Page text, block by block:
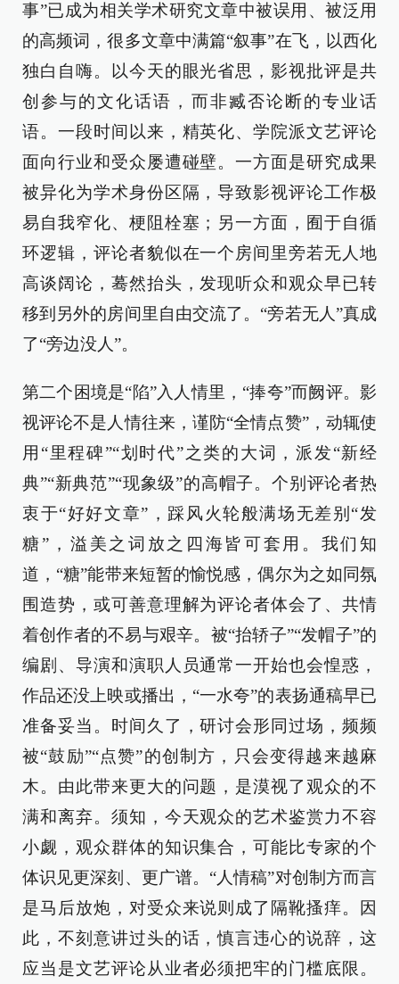
事”已成为相关学术研究文章中被误用、被泛用
的高频词，很多文章中满篇“叙事”在飞，以西化
独白自嗨。以今天的眼光省思，影视批评是共
创参与的文化话语，而非臧否论断的专业话
语。一段时间以来，精英化、学院派文艺评论
面向行业和受众屡遭碰壁。一方面是研究成果
被异化为学术身份区隔，导致影视评论工作极
易自我窄化、梗阻栓塞；另一方面，囿于自循
环逻辑，评论者貌似在一个房间里旁若无人地
高谈阔论，蓦然抬头，发现听众和观众早已转
移到另外的房间里自由交流了。“旁若无人”真成
了“旁边没人”。
第二个困境是“陷”入人情里，“捧夸”而阙评。影
视评论不是人情往来，谨防“全情点赞”，动辄使
用“里程碑”“划时代”之类的大词，派发“新经
典”“新典范”“现象级”的高帽子。个别评论者热
衷于“好好文章”，踩风火轮般满场无差别“发
糖”，溢美之词放之四海皆可套用。我们知
道，“糖”能带来短暂的愉悦感，偶尔为之如同氛
围造势，或可善意理解为评论者体会了、共情
着创作者的不易与艰辛。被“抬轿子”“发帽子”的
编剧、导演和演职人员通常一开始也会惶惑，
作品还没上映或播出，“一水夸”的表扬通稿早已
准备妥当。时间久了，研讨会形同过场，频频
被“鼓励”“点赞”的创制方，只会变得越来越麻
木。由此带来更大的问题，是漠视了观众的不
满和离弃。须知，今天观众的艺术鉴赏力不容
小觑，观众群体的知识集合，可能比专家的个
体识见更深刻、更广谱。“人情稿”对创制方而言
是马后放炮，对受众来说则成了隔靴搔痒。因
此，不刻意讲过头的话，慎言违心的说辞，这
应当是文艺评论从业者必须把牢的门槛底限。